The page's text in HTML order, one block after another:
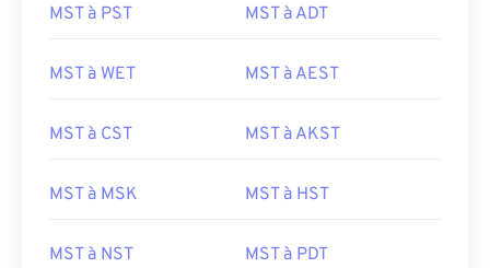
MST à PST MST à ADT
MST à WET MST à AEST
MST à CST MST à AKST
MST à MSK MST à HST
MST à NST MST à PDT